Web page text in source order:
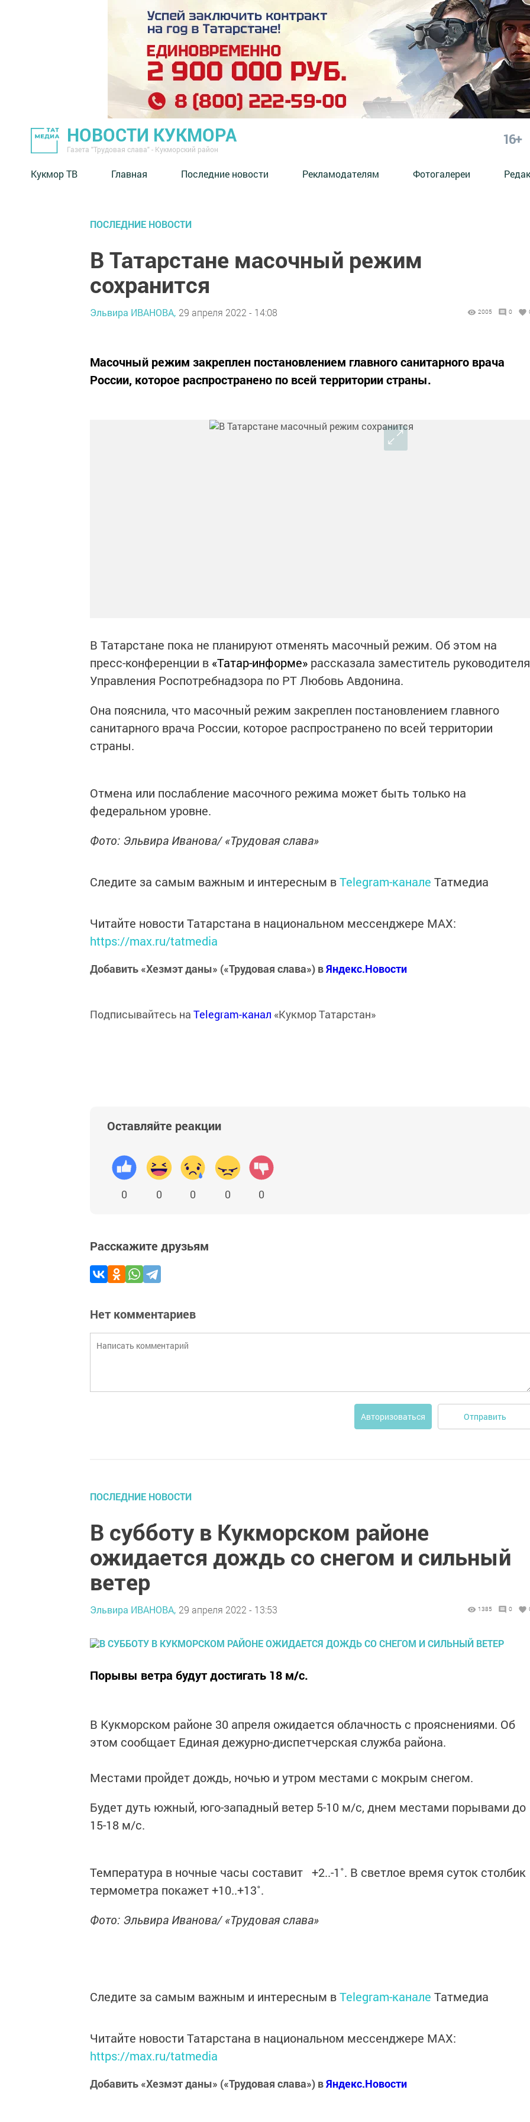
НОВОСТИ КУКМОРА
Газета "Трудовая слава" - Кукморский район
16+
Кукмор ТВ Главная Последние новости Рекламодателям Фотогалереи
ПОСЛЕДНИЕ НОВОСТИ
В Татарстане масочный режим
сохранится
Эльвира ИВАНОВА, 29 апреля 2022 - 14:08 2005 0
Масочный режим закреплен постановлением главного санитарного врача
России, которое распространено по всей территории страны.
В Татарстане пока не планируют отменять масочный режим. Об этом на
пресс-конференции в «Татар-информе» рассказала заместитель руководителя
Управления Роспотребнадзора по РТ Любовь Авдонина.
Она пояснила, что масочный режим закреплен постановлением главного
санитарного врача России, которое распространено по всей территории
страны.
Отмена или послабление масочного режима может быть только на
федеральном уровне.
Фото: Эльвира Иванова/ «Трудовая слава»
Следите за самым важным и интересным вTelegram-канале Татмедиа
Читайте новости Татарстана в национальном мессенджере MАХ:
https://max.ru/tatmedia
Добавить «Хезмэт даны» («Трудовая слава») вЯндекс.Новости
Подписывайтесь на Telegram-канал «Кукмор Татарстан»
Оставляйте реакции
0 0 0 0 0
Расскажите друзьям
Нет комментариев
Авторизоваться Отправить
ПОСЛЕДНИЕ НОВОСТИ
В субботу в Кукморском районе
ожидается дождь со снегом и сильный
ветер
Эльвира ИВАНОВА, 29 апреля 2022 - 13:53 1385 0
Порывы ветра будут достигать 18 м/с.
В Кукморском районе 30 апреля ожидается облачность с прояснениями. Об
этом сообщает Единая дежурно-диспетчерская служба района.
Местами пройдет дождь, ночью и утром местами с мокрым снегом.
Будет дуть южный, юго-западный ветер 5-10 м/с, днем местами порывами до
15-18 м/с.
Температура в ночные часы составит +2..-1˚. В светлое время суток столбик
термометра покажет +10..+13˚.
Фото: Эльвира Иванова/ «Трудовая слава»
Следите за самым важным и интересным вTelegram-канале Татмедиа
Читайте новости Татарстана в национальном мессенджере MАХ:
https://max.ru/tatmedia
Добавить «Хезмэт даны» («Трудовая слава») вЯндекс.Новости